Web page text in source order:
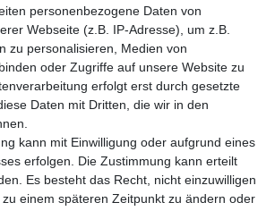
personenbezogene Daten von
Webseite (z.B. IP-Adresse), um z.B.
zu personalisieren, Medien von
oder Zugriffe auf unsere Website zu
erfolgt erst durch gesetzte
Daten mit Dritten, die wir in den
kann mit Einwilligung oder aufgrund eines
erfolgen. Die Zustimmung kann erteilt
Es besteht das Recht, nicht einzuwilligen
einem späteren Zeitpunkt zu ändern oder